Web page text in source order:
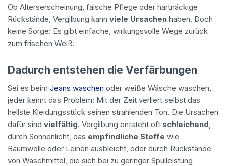
Ob Alterserscheinung, falsche Pflege oder hartnäckige
Rückstände, Vergilbung kann viele Ursachen haben. Doch
keine Sorge: Es gibt einfache, wirkungsvolle Wege zurück
zum frischen Weiß.
Dadurch entstehen die Verfärbungen
Sei es beim Jeans waschen oder weiße Wäsche waschen,
jeder kennt das Problem: Mit der Zeit verliert selbst das
hellste Kleidungsstück seinen strahlenden Ton. Die Ursachen
dafür sind vielfältig. Vergilbung entsteht oft schleichend
durch Sonnenlicht, das empfindliche Stoffe wie
Baumwolle oder Leinen ausbleicht, oder durch Rückstände
von Waschmittel, die sich bei zu geringer Spülleistung